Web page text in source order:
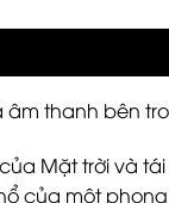
âm thanh bên
Mặt trời và
của một